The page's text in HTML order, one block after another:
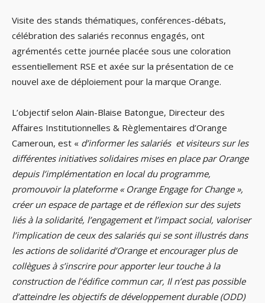
Visite des stands thématiques, conférences-débats,
célébration des salariés reconnus engagés, ont
agrémentés cette journée placée sous une coloration
essentiellement RSE et axée sur la présentation de ce
nouvel axe de déploiement pour la marque Orange.
L’objectif selon Alain-Blaise Batongue, Directeur des
Affaires Institutionnelles & Règlementaires d’Orange
Cameroun, est « d’informer les salariés et visiteurs sur les
différentes initiatives solidaires mises en place par Orange
depuis l’implémentation en local du programme,
promouvoir la plateforme « Orange Engage for Change »,
créer un espace de partage et de réflexion sur des sujets
liés à la solidarité, l’engagement et l’impact social, valoriser
l’implication de ceux des salariés qui se sont illustrés dans
les actions de solidarité d’Orange et encourager plus de
collègues à s’inscrire pour apporter leur touche à la
construction de l’édifice commun car, Il n’est pas possible
d’atteindre les objectifs de développement durable (ODD)